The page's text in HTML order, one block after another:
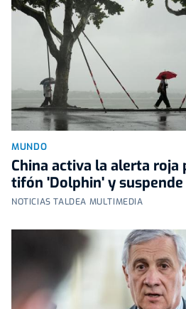
MUNDO
China activa la alerta
tifón 'Dolphin' y
NOTICIAS TALDEA MULTIMEDIA